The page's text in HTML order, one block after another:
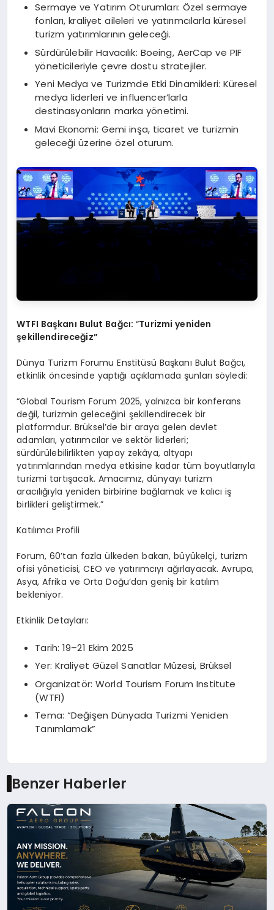
Sermaye ve Yatırım Oturumları: Özel sermaye
fonları, kraliyet aileleri ve yatırımcılarla küresel
turizm yatırımlarının geleceği.
Sürdürülebilir Havacılık: Boeing, AerCap ve PIF
yöneticileriyle çevre dostu stratejiler.
Yeni Medya ve Turizmde Etki Dinamikleri: Küresel
medya liderleri ve influencer’larla
destinasyonların marka yönetimi.
Mavi Ekonomi: Gemi inşa, ticaret ve turizmin
geleceği üzerine özel oturum.
WTFI Başkanı Bulut Bağcı:“Turizmi yeniden
şekillendireceğiz”
Dünya Turizm Forumu Enstitüsü Başkanı Bulut Bağcı,
etkinlik öncesinde yaptığı açıklamada şunları söyledi:
“Global Tourism Forum 2025, yalnızca bir konferans
değil, turizmin geleceğini şekillendirecek bir
platformdur. Brüksel’de bir araya gelen devlet
adamları, yatırımcılar ve sektör liderleri;
sürdürülebilirlikten yapay zekâya, altyapı
yatırımlarından medya etkisine kadar tüm boyutlarıyla
turizmi tartışacak. Amacımız, dünyayı turizm
aracılığıyla yeniden birbirine bağlamak ve kalıcı iş
birlikleri geliştirmek.”
Katılımcı Profili
Forum, 60’tan fazla ülkeden bakan, büyükelçi, turizm
ofisi yöneticisi, CEO ve yatırımcıyı ağırlayacak. Avrupa,
Asya, Afrika ve Orta Doğu’dan geniş bir katılım
bekleniyor.
Etkinlik Detayları:
Tarih: 19–21 Ekim 2025
Yer: Kraliyet Güzel Sanatlar Müzesi, Brüksel
Organizatör: World Tourism Forum Institute
(WTFI)
Tema: “Değişen Dünyada Turizmi Yeniden
Tanımlamak”
Benzer Haberler